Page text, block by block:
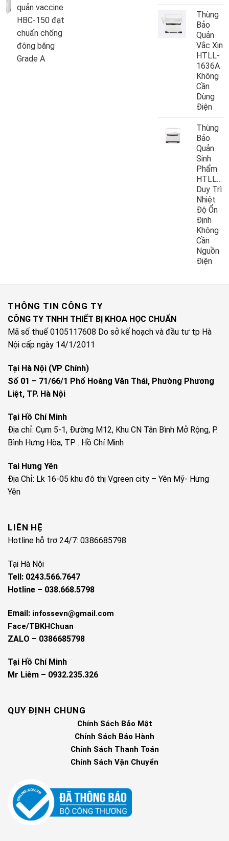
quản vaccine
HBC-150 đạt
chuẩn chống
đông băng
Grade A
Thùng
Bảo
Quản
Vắc Xin
HTLL-
1636A
Không
Cần
Dùng
Điện
Thùng
Bảo
Quản
Sinh
Phẩm
Duy Trì
Nhiệt
Độ Ổn
Định
Không
Cần
Nguồn
Điện
THÔNG TIN CÔNG TY
CÔNG TY TNHH THIẾT BỊ KHOA HỌC CHUẨN
Mã số thuế 0105117608 Do sở kế hoạch và đầu tư tp Hà
Nội cấp ngày 14/1/2011
Tại Hà Nội (VP Chính)
Số 01 – 71/66/1 Phố Hoàng Văn Thái, Phường Phương
Liệt, TP. Hà Nội
Tại Hồ Chí Minh
Địa chỉ: Cụm 5-1, Đường M12, Khu CN Tân Bình Mở Rộng, P.
Bình Hưng Hòa, TP . Hồ Chí Minh
Tai Hưng Yên
Địa Chỉ: Lk 16-05 khu đô thị Vgreen city – Yên Mỹ- Hưng
Yên
LIÊN HỆ
Hotline hỗ trợ 24/7: 0386685798
Tại Hà Nội
Tell: 0243.566.7647
Hotline – 038.668.5798
Email: infossevn@gmail.com
Face/TBKHChuan
ZALO – 0386685798
Tại Hồ Chí Minh
Mr Liêm – 0932.235.326
QUY ĐỊNH CHUNG
Chính Sách Bảo Mật
Chính Sách Bảo Hành
Chính Sách Thanh Toán
Chính Sách Vận Chuyển